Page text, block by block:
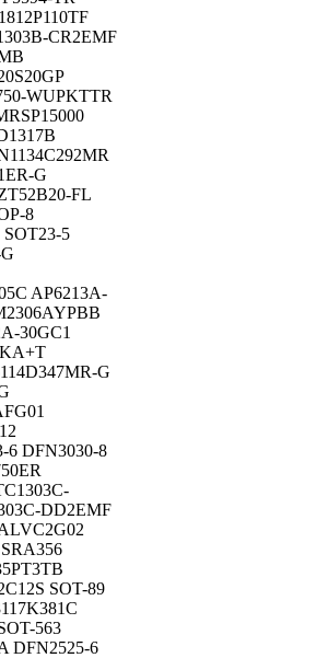
CR2EMF
WUPKTTR
G
FL
8
5
AP6213A-
30GC1
G
6 DFN3030-8
DD2EMF
SOT-89
563
DFN2525-6